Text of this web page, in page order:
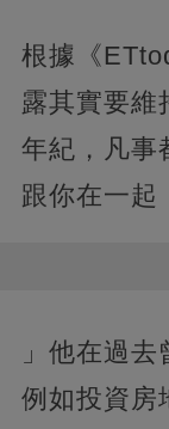
根據《
露其實要維
年紀，凡事
跟你在一起
」他在過
例如投資房